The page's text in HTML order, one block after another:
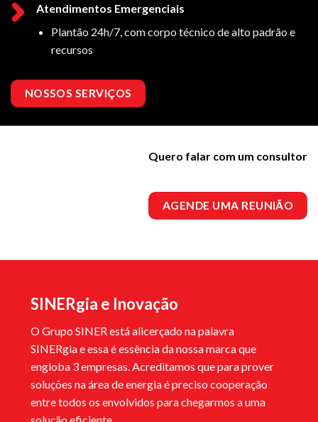
Atendimentos Emergenciais
Plantão 24h/7, com corpo técnico de alto padrão e
recursos
NOSSOS SERVIÇOS
Quero falar com um consultor
AGENDE UMA REUNIÃO
SINERgia e Inovação
O Grupo SINER está alicerçado na palavra
SINERgia e essa é essência da nossa marca que
engloba 3 empresas. Acreditamos que para prover
soluções na área de energia é preciso cooperação
entre todos os envolvidos para chegarmos a uma